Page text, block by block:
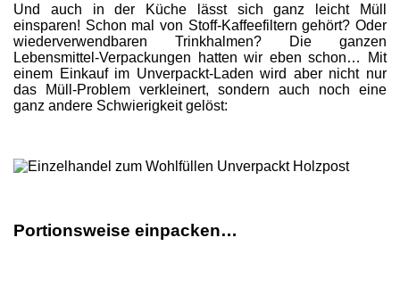
Und auch in der Küche lässt sich ganz leicht Müll
einsparen! Schon mal von Stoff-Kaffeefiltern gehört? Oder
wiederverwendbaren Trinkhalmen? Die ganzen
Lebensmittel-Verpackungen hatten wir eben schon… Mit
einem Einkauf im Unverpackt-Laden wird aber nicht nur
das Müll-Problem verkleinert, sondern auch noch eine
ganz andere Schwierigkeit gelöst:
Portionsweise einpacken…